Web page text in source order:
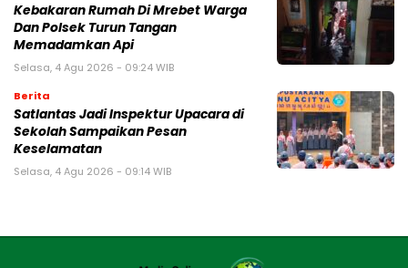
Kebakaran Rumah Di Mrebet Warga
Dan Polsek Turun Tangan
Memadamkan Api
Selasa, 4 Agu 2026 - 09:24 WIB
Berita
Satlantas Jadi Inspektur Upacara di
Sekolah Sampaikan Pesan
Keselamatan
Selasa, 4 Agu 2026 - 09:14 WIB